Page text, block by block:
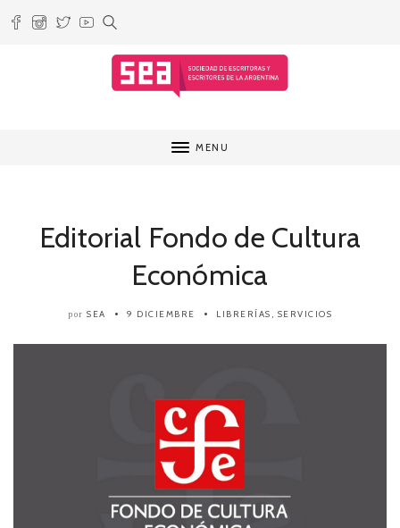
MENU
Editorial Fondo de Cultura
Económica
por SEA 9 DICIEMBRE LIBRERÍAS , SERVICIOS